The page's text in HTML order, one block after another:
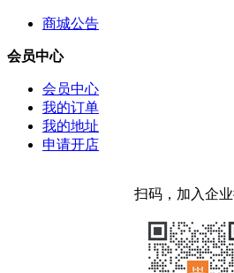
商城公告
会员中心
会员中心
我的订单
我的地址
申请开店
扫码，加入企